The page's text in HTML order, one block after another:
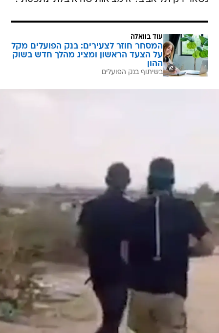
עוד בוואלה
המסחר חוזר לצעירים: בנק הפועלים מקל
על הצעד הראשון ומציג מהלך חדש בשוק
ההון
בשיתוף בנק הפועלים